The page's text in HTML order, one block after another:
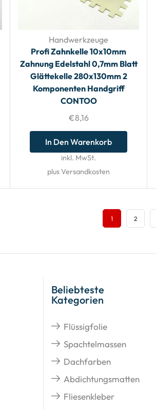
Handwerkzeuge
Profi Zahnkelle 10x10mm
Zahnung Edelstahl 0,7mm Blatt
Glättekelle 280x130mm 2
Komponenten Handgriff
CONTOO
€8,16
In Den Warenkorb
inkl. MwSt.
plus Versandkosten
1 2
Beliebteste
Kategorien
Flüssigfolie
Spachtelmassen
Dachfarben
Abdichtungsmatten
Fliesenkleber